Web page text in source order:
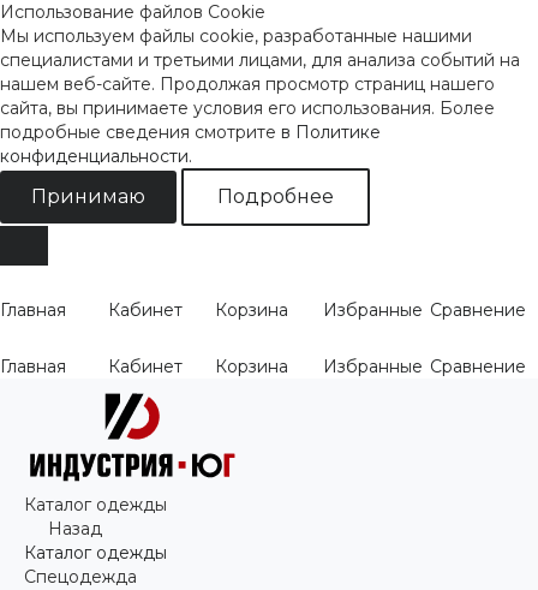
Использование файлов Cookie
Мы используем файлы cookie, разработанные нашими
специалистами и третьими лицами, для анализа событий на
нашем веб-сайте. Продолжая просмотр страниц нашего
сайта, вы принимаете условия его использования. Более
подробные сведения смотрите в Политике
конфиденциальности.
Принимаю Подробнее
Главная Кабинет Корзина Избранные Сравнение
Главная Кабинет Корзина Избранные Сравнение
Каталог одежды
Назад
Каталог одежды
Спецодежда